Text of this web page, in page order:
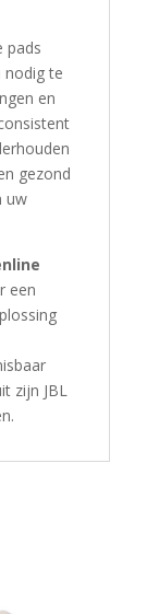
pads
nodig te
en
gezond
uw
een
zijn JBL